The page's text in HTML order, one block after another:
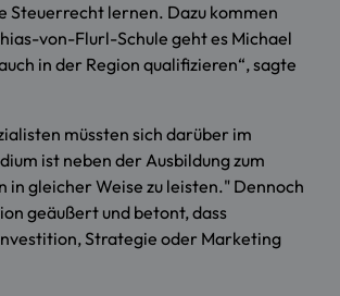
Steuerrecht lernen. Dazu kommen
von-Flurl-Schule geht es Michael
in der Region qualifizieren“, sagte
müssten sich darüber im
ist neben der Ausbildung zum
in gleicher Weise zu leisten." Dennoch
geäußert und betont, dass
Strategie oder Marketing